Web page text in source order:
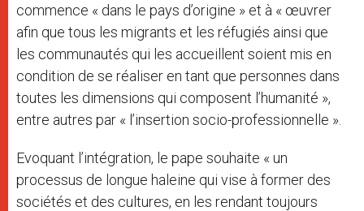
commence « dans le pays d’origine » et à « œuvrer
afin que tous les migrants et les réfugiés ainsi que
les communautés qui les accueillent soient mis en
condition de se réaliser en tant que personnes dans
toutes les dimensions qui composent l’humanité »,
entre autres par « l’insertion socio-professionnelle ».
Evoquant l’intégration, le pape souhaite « un
processus de longue haleine qui vise à former des
sociétés et des cultures, en les rendant toujours